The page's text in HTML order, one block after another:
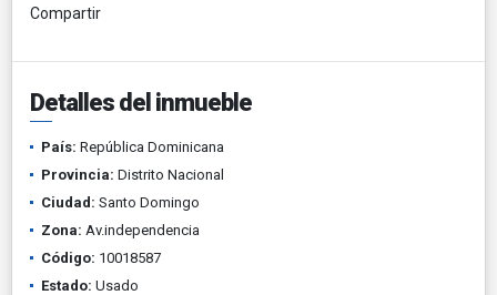
Compartir
Detalles del inmueble
País: República Dominicana
Provincia: Distrito Nacional
Ciudad: Santo Domingo
Zona: Av.independencia
Código: 10018587
Estado: Usado